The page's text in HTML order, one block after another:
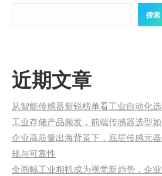
搜索
近期文章
从智能传感器新锐榜单看工业自动化
工业存储产品频发，前端传感器选型
企业高质量出海背景下，底层传感元
规与可靠性
全画幅工业相机成为视觉新趋势，企